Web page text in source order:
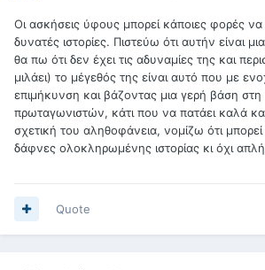
Οι ασκήσεις ύφους μπορεί κάποιες φορές
δυνατές ιστορίες. Πιστεύω ότι αυτήν είναι
θα πω ότι δεν έχει τις αδυναμίες της και
μιλάει) το μέγεθός της είναι αυτό που με
επιμήκυνση και βάζοντας μια γερή βάση
πρωταγωνιστών, κάτι που να πατάει καλά
σχετική του αληθοφάνεια, νομίζω ότι μπορεί
δάφνες ολοκληρωμένης ιστορίας κι όχι
Quote